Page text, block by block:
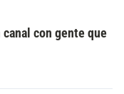
con gente que